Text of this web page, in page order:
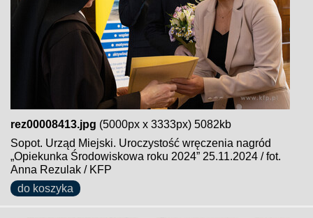
rez00008413.jpg (5000px x 3333px) 5082kb
Sopot. Urząd Miejski. Uroczystość wręczenia nagród
„Opiekunka Środowiskowa roku 2024” 25.11.2024 / fot.
Anna Rezulak / KFP
do koszyka